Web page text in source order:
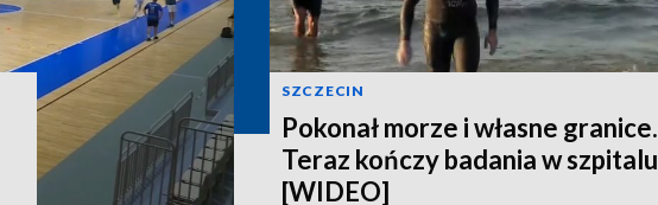
SZCZECIN
Pokonał morze i własne granice.
Teraz kończy badania w szpitalu
[WIDEO]